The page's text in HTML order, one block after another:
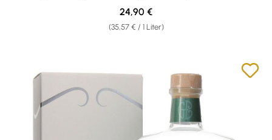
(35,57 € / 1 Liter)
Regulärer Preis:
24,90 €